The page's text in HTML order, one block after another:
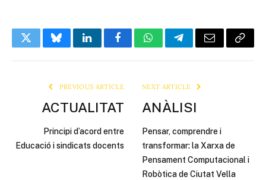
TwitterBlueskyLinkedInFacebookWhatsAppTelegramEmail Copy
PREVIOUS ARTICLE
ACTUALITAT
Principi d’acord entre
Educació i sindicats docents
NEXT ARTICLE
ANÀLISI
Pensar, comprendre i
transformar: la Xarxa de
Pensament Computacional i
Robòtica de Ciutat Vella